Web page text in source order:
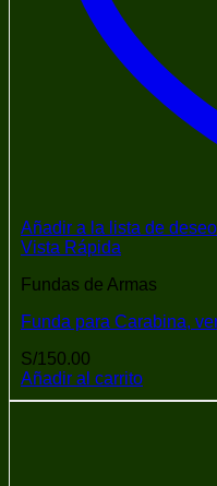
Añadir a la lista de
Vista Rápida
Fundas de Armas
Funda para Carabina,
S/150.00
Añadir al carrito